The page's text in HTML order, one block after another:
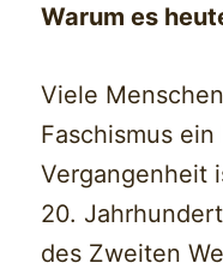
Warum es
Viele
Faschismus
Vergangenheit
20.
des Zweiten